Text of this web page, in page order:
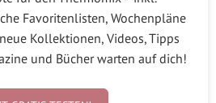
Favoritenlisten, Wochenpläne
Kollektionen, Videos, Tipps
und Bücher warten auf dich!